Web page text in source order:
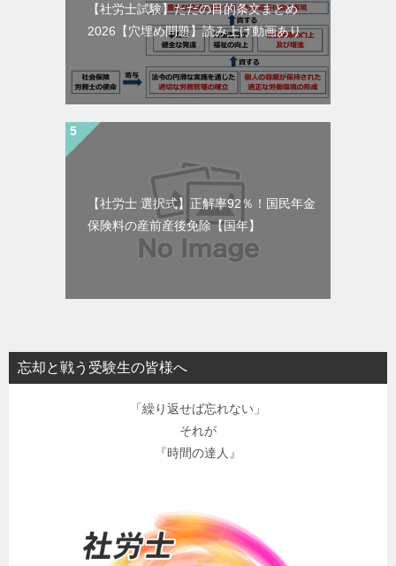
【社労士試験】ただの目的条文まとめ
2026【穴埋め問題】読み上げ動画あり。
【社労士 選択式】正解率92％！国民年金
保険料の産前産後免除【国年】
忘却と戦う受験生の皆様へ
「繰り返せば忘れない」
それが
『時間の達人』